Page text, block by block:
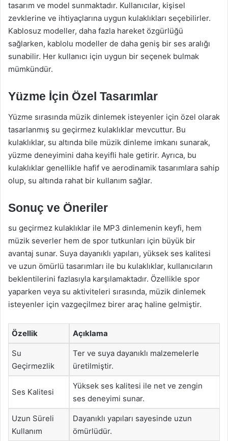
tasarım ve model sunmaktadır. Kullanıcılar, kişisel
zevklerine ve ihtiyaçlarına uygun kulaklıkları seçebilirler.
Kablosuz modeller, daha fazla hareket özgürlüğü
sağlarken, kablolu modeller de daha geniş bir ses aralığı
sunabilir. Her kullanıcı için uygun bir seçenek bulmak
mümkündür.
Yüzme İçin Özel Tasarımlar
Yüzme sırasında müzik dinlemek isteyenler için özel olarak
tasarlanmış su geçirmez kulaklıklar mevcuttur. Bu
kulaklıklar, su altında bile müzik dinleme imkanı sunarak,
yüzme deneyimini daha keyifli hale getirir. Ayrıca, bu
kulaklıklar genellikle hafif ve aerodinamik tasarımlara sahip
olup, su altında rahat bir kullanım sağlar.
Sonuç ve Öneriler
su geçirmez kulaklıklar ile MP3 dinlemenin keyfi, hem
müzik severler hem de spor tutkunları için büyük bir
avantaj sunar. Suya dayanıklı yapıları, yüksek ses kalitesi
ve uzun ömürlü tasarımları ile bu kulaklıklar, kullanıcıların
beklentilerini fazlasıyla karşılamaktadır. Özellikle spor
yaparken veya su aktiviteleri sırasında, müzik dinlemek
isteyenler için vazgeçilmez birer araç haline gelmiştir.
Özellik Açıklama
Su
Geçirmezlik
Ter ve suya dayanıklı malzemelerle
üretilmiştir.
Ses Kalitesi
Yüksek ses kalitesi ile net ve zengin
ses deneyimi sunar.
Uzun Süreli
Kullanım
Dayanıklı yapıları sayesinde uzun
ömürlüdür.